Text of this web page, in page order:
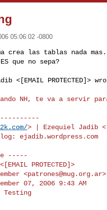
05:06:02 -0800
crea las tablas nada
que no sepa?
> | Ezequiel Jadib
ejadib.wordpress.com
-----
PROTECTED]>
<patrones@mug.org.ar>
07, 2006 9:43 AM
Testing